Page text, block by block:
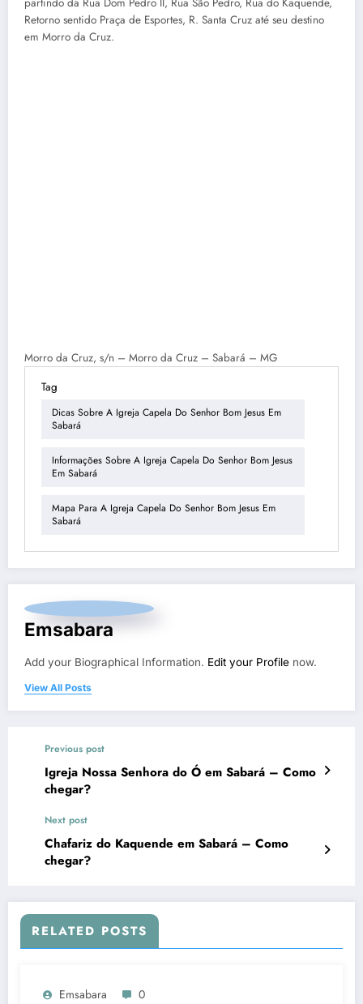
Retorno sentido Praça de Esportes, R. Santa Cruz até seu destino
em Morro da Cruz.
Morro da Cruz, s/n – Morro da Cruz – Sabará – MG
Tag
Dicas Sobre A Igreja Capela Do Senhor Bom Jesus Em
Sabará
Informações Sobre A Igreja Capela Do Senhor Bom Jesus
Em Sabará
Mapa Para A Igreja Capela Do Senhor Bom Jesus Em
Sabará
Emsabara
Add your Biographical Information. Edit your Profile now.
View All Posts
Previous post
Igreja Nossa Senhora do Ó em Sabará – Como
chegar?
Next post
Chafariz do Kaquende em Sabará – Como
chegar?
RELATED POSTS
Emsabara 0